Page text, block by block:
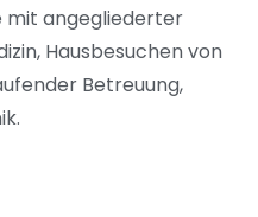
mit angegliederter
Hausbesuchen von
Betreuung,